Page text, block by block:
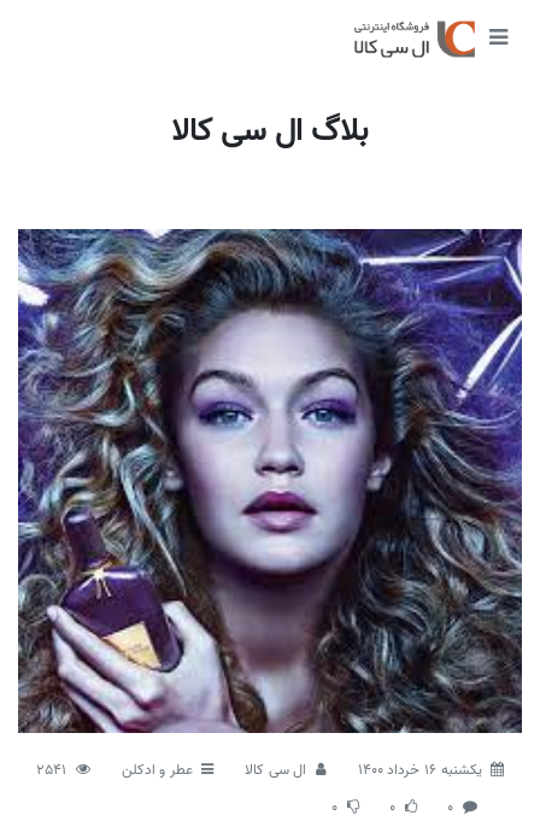
بلاگ ال سی کالا
يكشنبه 16 خرداد 1400 ال سی کالا عطر و ادکلن
2541
0
0
0